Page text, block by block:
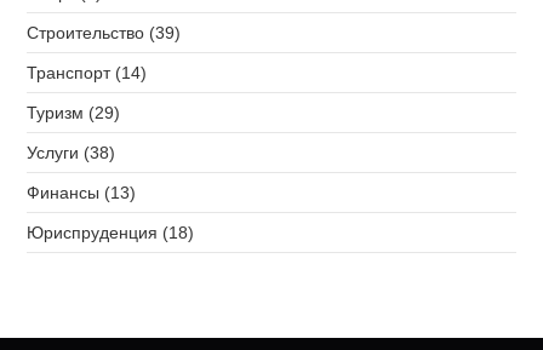
Строительство (39)
Транспорт (14)
Туризм (29)
Услуги (38)
Финансы (13)
Юриспруденция (18)